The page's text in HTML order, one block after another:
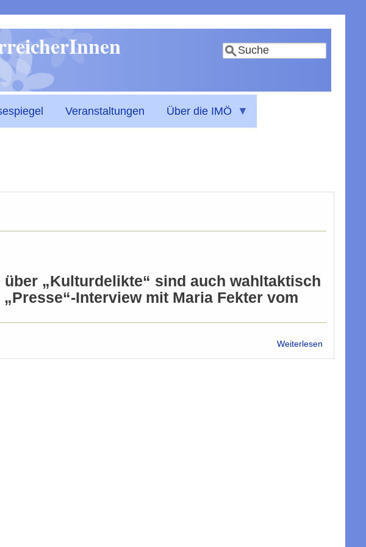
Suche
Veranstaltungen Über die IMÖ
„Kulturdelikte“ sind auch wahltaktisch
Interview mit Maria Fekter vom
Weiterlesen